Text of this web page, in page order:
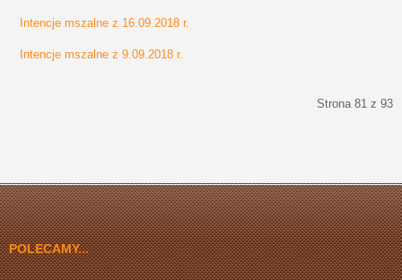
Intencje mszalne z 16.09.2018 r.
Intencje mszalne z 9.09.2018 r.
Strona 81 z 93
POLECAMY...